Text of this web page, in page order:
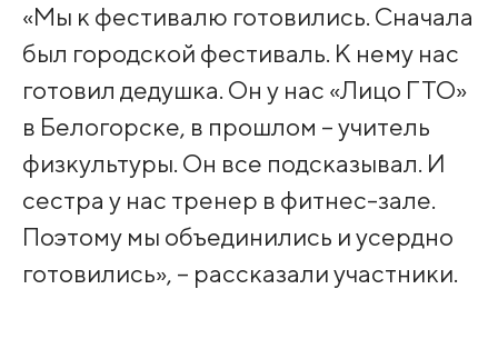
«Мы к фестивалю готовились. Сначала
был городской фестиваль. К нему нас
готовил дедушка. Он у нас «Лицо ГТО»
в Белогорске, в прошлом – учитель
физкультуры. Он все подсказывал. И
сестра у нас тренер в фитнес-зале.
Поэтому мы объединились и усердно
готовились», – рассказали участники.